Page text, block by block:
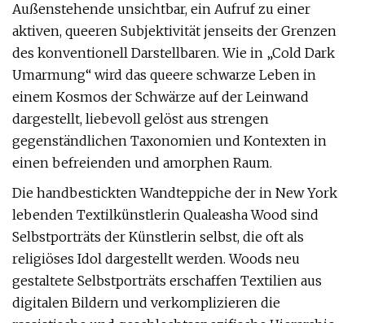
Außenstehende unsichtbar, ein Aufruf zu einer
aktiven, queeren Subjektivität jenseits der Grenzen
des konventionell Darstellbaren. Wie in „Cold Dark
Umarmung“ wird das queere schwarze Leben in
einem Kosmos der Schwärze auf der Leinwand
dargestellt, liebevoll gelöst aus strengen
gegenständlichen Taxonomien und Kontexten in
einen befreienden und amorphen Raum.
Die handbestickten Wandteppiche der in New York
lebenden Textilkünstlerin Qualeasha Wood sind
Selbstporträts der Künstlerin selbst, die oft als
religiöses Idol dargestellt werden. Woods neu
gestaltete Selbstporträts erschaffen Textilien aus
digitalen Bildern und verkomplizieren die